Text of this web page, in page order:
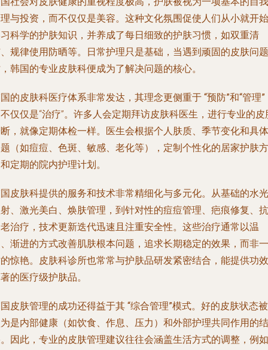
与投资，而不仅仅是美容。这种文化氛围促使人们从小就开始
科学的护肤知识，并养成了每日细致的护肤习惯，如双重清
规律使用防晒等。日常护理只是基础，当遇到顽固的皮肤问题
韩国的专业皮肤科便成为了解决问题的核心。
的皮肤科医疗体系非常发达，其理念更侧重于 “预防”和“管理”
仅仅是“治疗”。许多人会定期拜访皮肤科医生，进行专业的皮
，就像定期体检一样。医生会根据个人肤质、季节变化和具体
（如痘痘、色斑、敏感、老化等），定制个性化的居家护肤方
定期的院内护理计划。
皮肤科提供的服务和技术非常精细化与多元化。从基础的水光
、激光美白、焕肤管理，到针对性的痘痘管理、疤痕修复、抗
治疗，技术更新迭代迅速且注重安全性。这些治疗通常以温
渐进的方式改善肌肤根本问题，追求长期稳定的效果，而非一
惊艳。皮肤科诊所也常常与护肤品研发紧密结合，能提供功效
的医疗级护肤品。
皮肤管理的成功还得益于其 “综合管理”模式。好的皮肤状态被
是内部健康（如饮食、作息、压力）和外部护理共同作用的结
因此，专业的皮肤管理建议往往会涵盖生活方式的调整，例如